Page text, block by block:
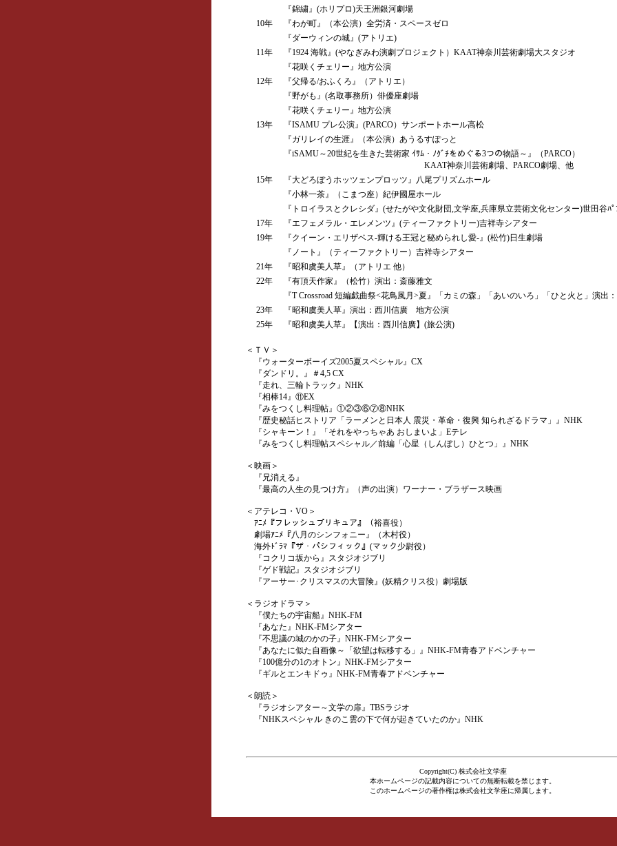
『錦繍』(ホリプロ)天王洲銀河劇場
10年
『わが町』（本公演）全労済・スペースゼロ
『ダーウィンの城』(アトリエ)
11年
『1924 海戦』(やなぎみわ演劇プロジェクト）KAAT神奈川芸術劇場大スタジオ
『花咲くチェリー』地方公演
12年
『父帰る/おふくろ』（アトリエ）
『野がも』(名取事務所）俳優座劇場
『花咲くチェリー』地方公演
13年
『ISAMU プレ公演』(PARCO）サンポートホール高松
『ガリレイの生涯』（本公演）あうるすぽっと
『iSAMU～20世紀を生きた芸術家 ｲｻﾑ・ﾉｸﾞﾁをめぐる3つの物語～』（PARCO）
KAAT神奈川芸術劇場、PARCO劇場、他
15年
『大どろぼうホッツェンプロッツ』八尾プリズムホール
『小林一茶』（こまつ座）紀伊國屋ホール
『トロイラスとクレシダ』(せたがや文化財団,文学座,兵庫県立芸術文化センター)世田谷ﾊﾟ
17年
『エフェメラル・エレメンツ』(ティーファクトリー)吉祥寺シアター
19年
『クイーン・エリザベス-輝ける王冠と秘められし愛-』(松竹)日生劇場
『ノート』（ティーファクトリー）吉祥寺シアター
21年
『昭和虞美人草』（アトリエ 他）
22年
『有頂天作家』（松竹）演出：斎藤雅文
『T Crossroad 短編戯曲祭<花鳥風月>夏』「カミの森」「あいのいろ」「ひと火と」演出
23年
『昭和虞美人草』演出：西川信廣 地方公演
25年
『昭和虞美人草』【演出：西川信廣】(旅公演)
＜ＴＶ＞
『ウォーターボーイズ2005夏スペシャル』CX
『ダンドリ。』＃4,5 CX
『走れ、三輪トラック』NHK
『相棒14』⑪EX
『みをつくし料理帖』①②③⑥⑦⑧NHK
『歴史秘話ヒストリア「ラーメンと日本人 震災・革命・復興 知られざるドラマ」』NHK
『シャキーン！』「それをやっちゃあ おしまいよ」Eテレ
『みをつくし料理帖スペシャル／前編「心星（しんぼし）ひとつ」』NHK
＜映画＞
『兄消える』
『最高の人生の見つけ方』（声の出演）ワーナー・ブラザース映画
＜アテレコ・VO＞
ｱﾆﾒ『フレッシュプリキュア』（裕喜役）
劇場ｱﾆﾒ『八月のシンフォニー』（木村役）
海外ﾄﾞﾗﾏ『ザ・パシフィック』(マック少尉役）
『コクリコ坂から』スタジオジブリ
『ゲド戦記』スタジオジブリ
『アーサー･クリスマスの大冒険』(妖精クリス役）劇場版
＜ラジオドラマ＞
『僕たちの宇宙船』NHK-FM
『あなた』NHK-FMシアター
『不思議の城のかの子』NHK-FMシアター
『あなたに似た自画像～「欲望は転移する」』NHK-FM青春アドベンチャー
『100億分の1のオトン』NHK-FMシアター
『ギルとエンキドゥ』NHK-FM青春アドベンチャー
＜朗読＞
『ラジオシアター～文学の扉』TBSラジオ
『NHKスペシャル きのこ雲の下で何が起きていたのか』NHK
Copyright(C) 株式会社文学座
本ホームページの記載内容についての無断転載を禁じます。
このホームページの著作権は株式会社文学座に帰属します。